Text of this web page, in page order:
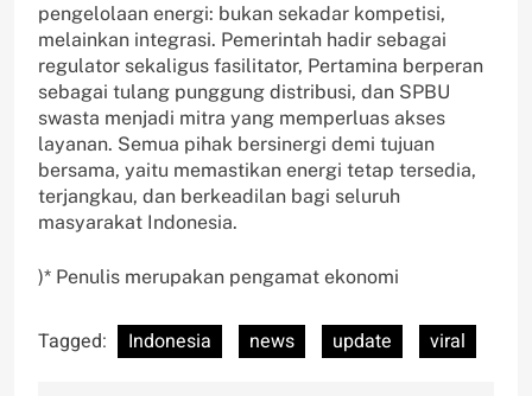
pengelolaan energi: bukan sekadar kompetisi,
melainkan integrasi. Pemerintah hadir sebagai
regulator sekaligus fasilitator, Pertamina berperan
sebagai tulang punggung distribusi, dan SPBU
swasta menjadi mitra yang memperluas akses
layanan. Semua pihak bersinergi demi tujuan
bersama, yaitu memastikan energi tetap tersedia,
terjangkau, dan berkeadilan bagi seluruh
masyarakat Indonesia.
)* Penulis merupakan pengamat ekonomi
Tagged: Indonesia news update viral